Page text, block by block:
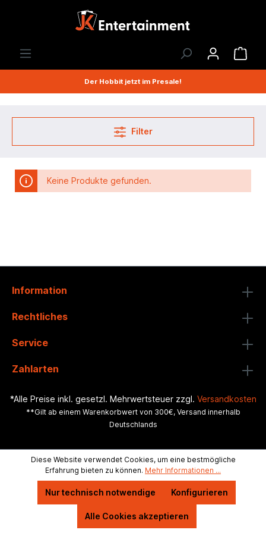
Der Hobbit jetzt im Presale!
Filter
Keine Produkte gefunden.
Information
Rechtliches
Service
Zahlarten
*Alle Preise inkl. gesetzl. Mehrwertsteuer zzgl. Versandkosten
**Gilt ab einem Warenkorbwert von 300€, Versand innerhalb
Deutschlands
Diese Website verwendet Cookies, um eine bestmögliche
Erfahrung bieten zu können. Mehr Informationen ...
Nur technisch notwendige Konfigurieren
Alle Cookies akzeptieren